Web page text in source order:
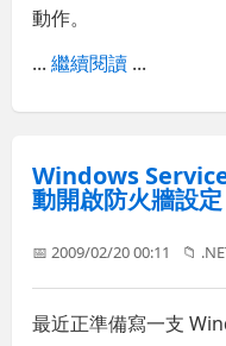
動作。
...繼續閱讀 ...
Windows
動開啟防火牆設定
📅 2009/02/20 00:11 📁
最近正準備寫一支